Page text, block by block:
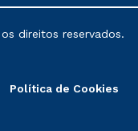
poderão sofrer
direitos reservados.
Política de Cookies